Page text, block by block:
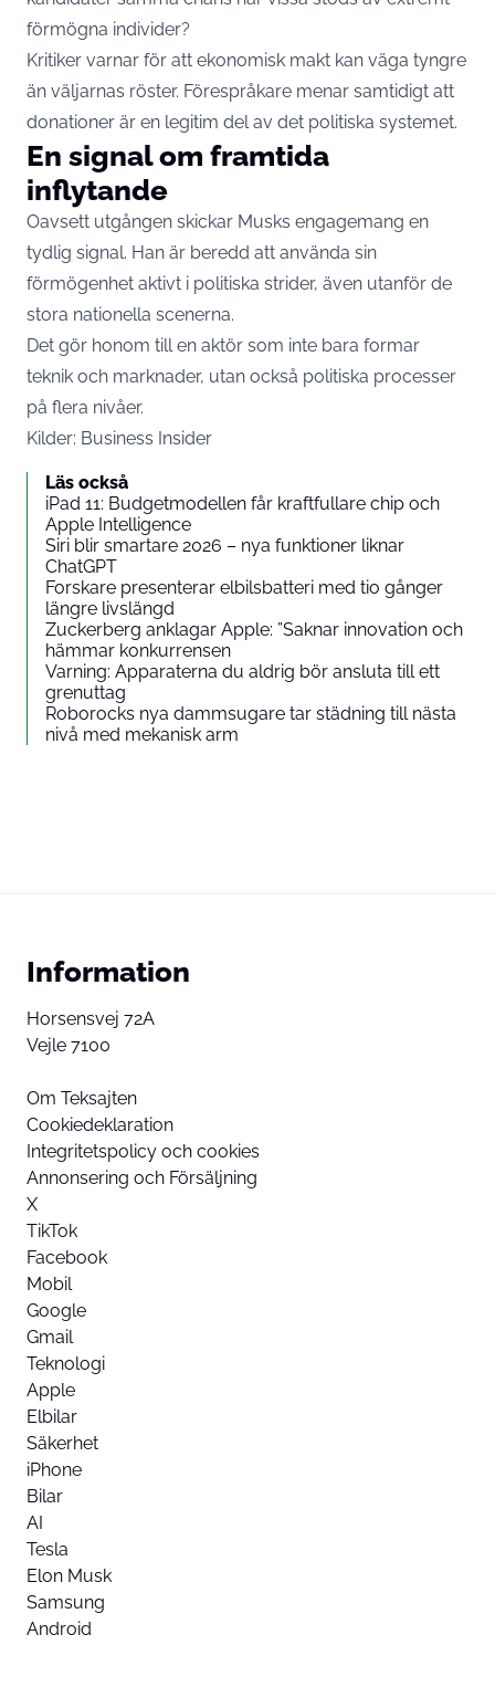
förmögna individer?
Kritiker varnar för att ekonomisk makt kan väga tyngre
än väljarnas röster. Förespråkare menar samtidigt att
donationer är en legitim del av det politiska systemet.
En signal om framtida
inflytande
Oavsett utgången skickar Musks engagemang en
tydlig signal. Han är beredd att använda sin
förmögenhet aktivt i politiska strider, även utanför de
stora nationella scenerna.
Det gör honom till en aktör som inte bara formar
teknik och marknader, utan också politiska processer
på flera nivåer.
Kilder: Business Insider
Läs också
iPad 11: Budgetmodellen får kraftfullare chip och
Apple Intelligence
Siri blir smartare 2026 – nya funktioner liknar
ChatGPT
Forskare presenterar elbilsbatteri med tio gånger
längre livslängd
Zuckerberg anklagar Apple: ”Saknar innovation och
hämmar konkurrensen
Varning: Apparaterna du aldrig bör ansluta till ett
grenuttag
Roborocks nya dammsugare tar städning till nästa
nivå med mekanisk arm
Information
Horsensvej 72A
Vejle 7100
Om Teksajten
Cookiedeklaration
Integritetspolicy och cookies
Annonsering och Försäljning
X
TikTok
Facebook
Mobil
Google
Gmail
Teknologi
Apple
Elbilar
Säkerhet
iPhone
Bilar
AI
Tesla
Elon Musk
Samsung
Android